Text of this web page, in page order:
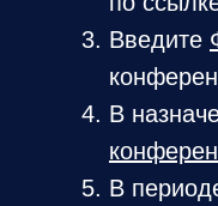
Введите
В
В